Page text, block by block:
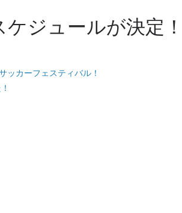
ジュールが決定！
ッカーフェスティバル！